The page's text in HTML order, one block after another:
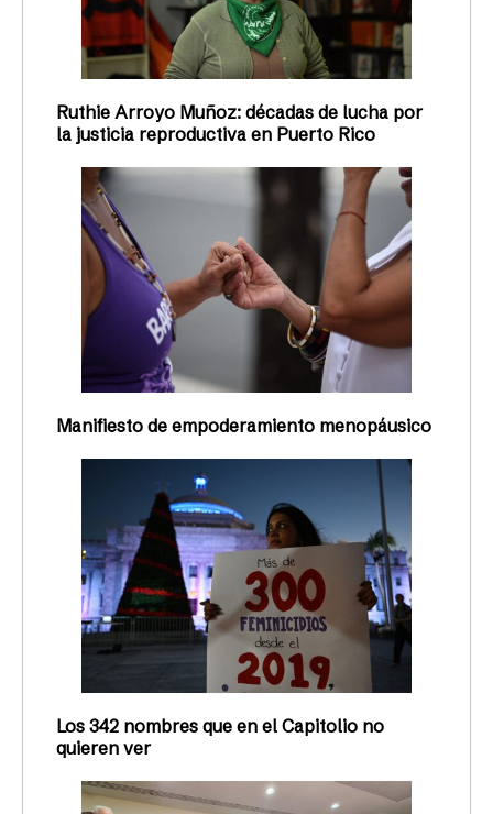
Ruthie Arroyo Muñoz: décadas de lucha por
la justicia reproductiva en Puerto Rico
Manifiesto de empoderamiento menopáusico
Los 342 nombres que en el Capitolio no
quieren ver